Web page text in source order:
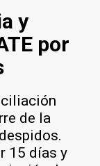
y
por
de la
15 días y